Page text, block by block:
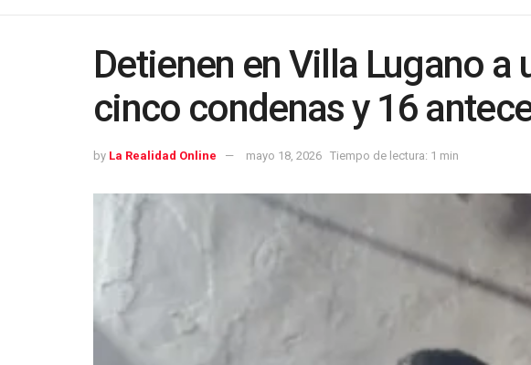
Detienen en Villa Lugano a
cinco condenas y 16
by La Realidad Online mayo 18, 2026 Tiempo de lectura: 1 min